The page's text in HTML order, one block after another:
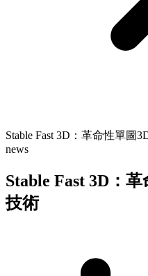
Stable Fast 3D：革命性單圖
news
Stable Fast 3D：
技術